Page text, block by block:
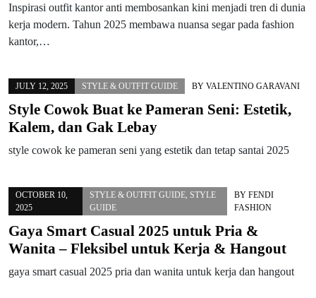
Inspirasi outfit kantor anti membosankan kini menjadi tren di dunia
kerja modern. Tahun 2025 membawa nuansa segar pada fashion
kantor,…
JULY 12, 2025 STYLE & OUTFIT GUIDE BY VALENTINO GARAVANI
Style Cowok Buat ke Pameran Seni: Estetik,
Kalem, dan Gak Lebay
style cowok ke pameran seni yang estetik dan tetap santai 2025
OCTOBER 10,
2025
STYLE & OUTFIT GUIDE, STYLE
GUIDE
BY FENDI
FASHION
Gaya Smart Casual 2025 untuk Pria &
Wanita – Fleksibel untuk Kerja & Hangout
gaya smart casual 2025 pria dan wanita untuk kerja dan hangout